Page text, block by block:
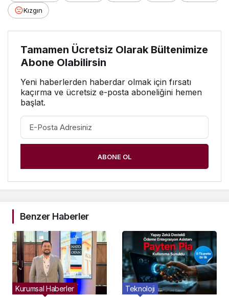
Kızgın
Tamamen Ücretsiz Olarak Bültenimize
Abone Olabilirsin
Yeni haberlerden haberdar olmak için fırsatı
kaçırma ve ücretsiz e-posta aboneliğini hemen
başlat.
ABONE OL
Benzer Haberler
Kurumsal Haberler Teknoloji